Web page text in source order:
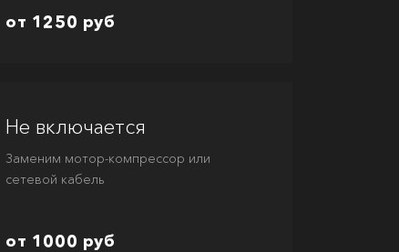
от 1250 руб
Не включается
Заменим мотор-компрессор или
сетевой кабель
от 1000 руб